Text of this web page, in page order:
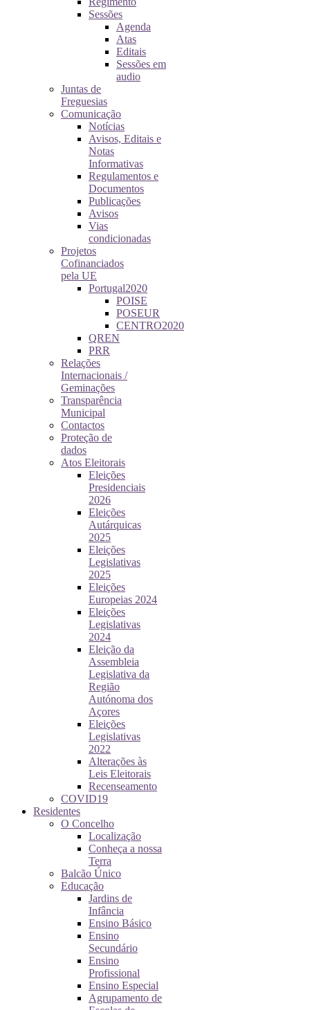
Sessões
Agenda
Atas
Editais
Sessões em
audio
Juntas de
Freguesias
Comunicação
Notícias
Avisos, Editais e
Notas
Informativas
Regulamentos e
Documentos
Publicações
Avisos
Vias
condicionadas
Projetos
Cofinanciados
pela UE
Portugal2020
POISE
POSEUR
CENTRO2020
QREN
PRR
Relações
Internacionais /
Geminações
Transparência
Municipal
Contactos
Proteção de
dados
Atos Eleitorais
Eleições
Presidenciais
2026
Eleições
Autárquicas
2025
Eleições
Legislativas
2025
Eleições
Europeias 2024
Eleições
Legislativas
2024
Eleição da
Assembleia
Legislativa da
Região
Autónoma dos
Açores
Eleições
Legislativas
2022
Alterações às
Leis Eleitorais
Recenseamento
COVID19
Residentes
O Concelho
Localização
Conheça a nossa
Terra
Balcão Único
Educação
Jardins de
Infância
Ensino Básico
Ensino
Secundário
Ensino
Profissional
Ensino Especial
Agrupamento de